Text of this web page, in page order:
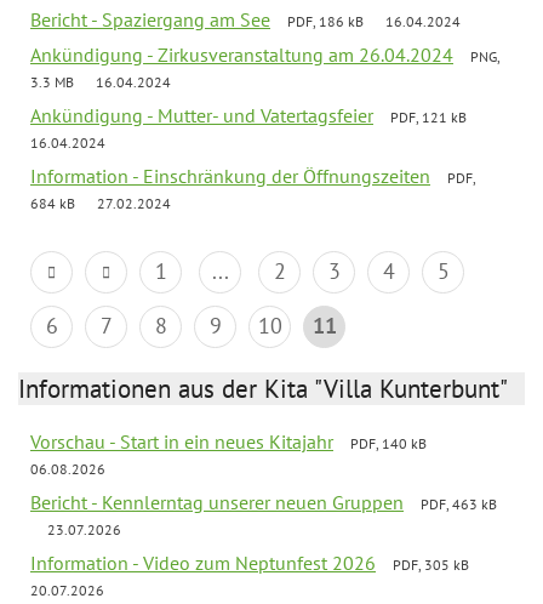
Bericht - Spaziergang am See PDF, 186 kB 16.04.2024
Ankündigung - Zirkusveranstaltung am 26.04.2024
PNG,
3.3 MB
16.04.2024
Ankündigung - Mutter- und Vatertagsfeier
PDF, 121 kB
16.04.2024
Information - Einschränkung der Öffnungszeiten
PDF,
684 kB
27.02.2024
1 ... 2 3 4
5
6
7 8 9 10 11
Informationen aus der Kita "Villa Kunterbunt"
Vorschau - Start in ein neues Kitajahr
PDF, 140 kB
06.08.2026
Bericht - Kennlerntag unserer neuen Gruppen
PDF, 463 kB
23.07.2026
Information - Video zum Neptunfest 2026
PDF, 305 kB
20.07.2026